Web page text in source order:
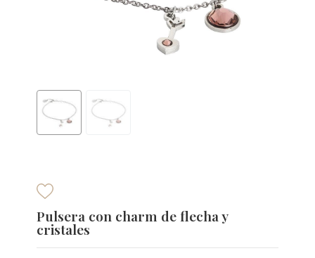
Pulsera con charm de flecha y
cristales